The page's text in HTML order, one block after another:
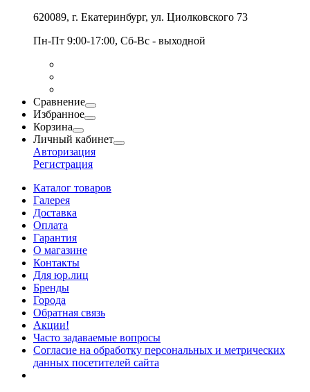
620089, г. Екатеринбург, ул. Циолковского 73
Пн-Пт 9:00-17:00, Сб-Вс - выходной
Сравнение
Избранное
Корзина
Личный кабинет
Авторизация
Регистрация
Каталог товаров
Галерея
Доставка
Оплата
Гарантия
О магазине
Контакты
Для юр.лиц
Бренды
Города
Обратная связь
Акции!
Часто задаваемые вопросы
Согласие на обработку персональных и метрических
данных посетителей сайта